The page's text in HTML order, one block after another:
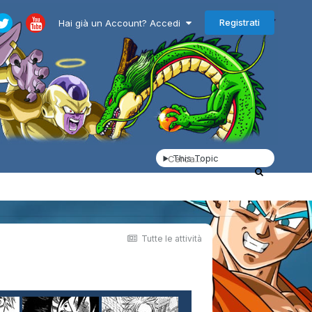
Hai già un Account? Accedi Registrati
This Topic
Tutte le attività